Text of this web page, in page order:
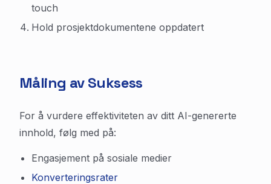
touch
Hold prosjektdokumentene oppdatert
Måling av Suksess
For å vurdere effektiviteten av ditt AI-genererte
innhold, følg med på:
Engasjement på sosiale medier
Konverteringsrater